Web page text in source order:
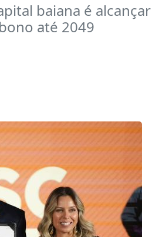
baiana é alcançar
até 2049